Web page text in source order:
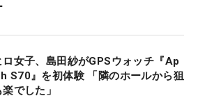
ロ女子、島田紗がGPSウォッチ『Ap
S70』を初体験 「隣のホールから狙
でした」